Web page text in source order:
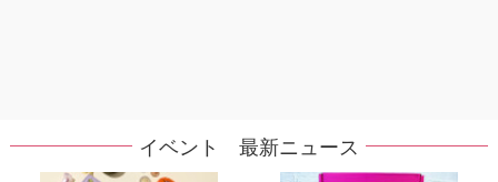
イベント 最新ニュース